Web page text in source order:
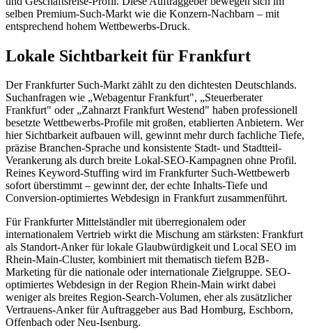
selben Premium-Such-Markt wie die Konzern-Nachbarn – mit
entsprechend hohem Wettbewerbs-Druck.
Lokale Sichtbarkeit für Frankfurt
Der Frankfurter Such-Markt zählt zu den dichtesten Deutschlands.
Suchanfragen wie „Webagentur Frankfurt", „Steuerberater
Frankfurt" oder „Zahnarzt Frankfurt Westend" haben professionell
besetzte Wettbewerbs-Profile mit großen, etablierten Anbietern. Wer
hier Sichtbarkeit aufbauen will, gewinnt mehr durch fachliche Tiefe,
präzise Branchen-Sprache und konsistente Stadt- und Stadtteil-
Verankerung als durch breite Lokal-SEO-Kampagnen ohne Profil.
Reines Keyword-Stuffing wird im Frankfurter Such-Wettbewerb
sofort überstimmt – gewinnt der, der echte Inhalts-Tiefe und
Conversion-optimiertes Webdesign in Frankfurt zusammenführt.
Für Frankfurter Mittelständler mit überregionalem oder
internationalem Vertrieb wirkt die Mischung am stärksten: Frankfurt
als Standort-Anker für lokale Glaubwürdigkeit und Local SEO im
Rhein-Main-Cluster, kombiniert mit thematisch tiefem B2B-
Marketing für die nationale oder internationale Zielgruppe. SEO-
optimiertes Webdesign in der Region Rhein-Main wirkt dabei
weniger als breites Region-Search-Volumen, eher als zusätzlicher
Vertrauens-Anker für Auftraggeber aus Bad Homburg, Eschborn,
Offenbach oder Neu-Isenburg.